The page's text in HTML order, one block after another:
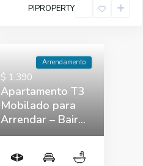
PIPROPERTY
Arrendamento
$ 1.390
Apartamento T3
Mobilado para
Arrendar – Bair...